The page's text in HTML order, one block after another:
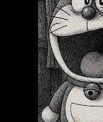
「空頭代
Kim，如今
這波記憶
聲，目前
術性進場
憶體股的